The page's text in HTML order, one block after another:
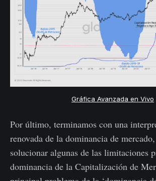
Gráfica Avanzada en Vivo
Por último, terminamos con una
renovada de la dominancia de
solucionar algunas de las limitaciones
dominancia de la Capitalización de